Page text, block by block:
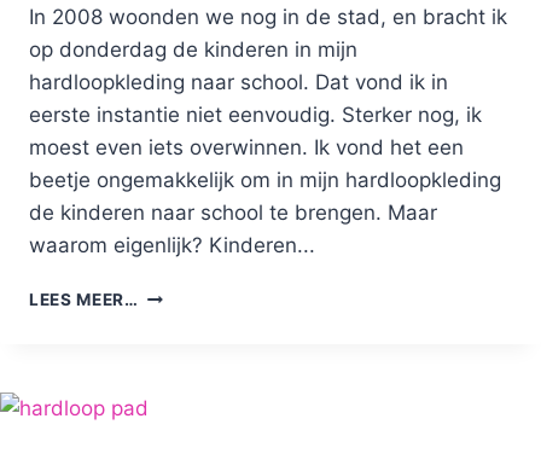
In 2008 woonden we nog in de stad, en bracht ik
op donderdag de kinderen in mijn
hardloopkleding naar school. Dat vond ik in
eerste instantie niet eenvoudig. Sterker nog, ik
moest even iets overwinnen. Ik vond het een
beetje ongemakkelijk om in mijn hardloopkleding
de kinderen naar school te brengen. Maar
waarom eigenlijk? Kinderen...
LEES MEER… DE
SPORTKLEDING